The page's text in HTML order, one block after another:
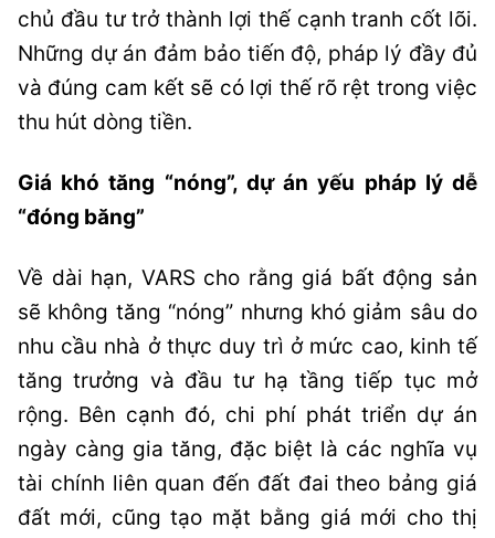
chủ đầu tư trở thành lợi thế cạnh tranh cốt lõi.
Những dự án đảm bảo tiến độ, pháp lý đầy đủ
và đúng cam kết sẽ có lợi thế rõ rệt trong việc
thu hút dòng tiền.
Giá khó tăng “nóng”, dự án yếu pháp lý dễ
“đóng băng”
Về dài hạn, VARS cho rằng giá bất động sản
sẽ không tăng “nóng” nhưng khó giảm sâu do
nhu cầu nhà ở thực duy trì ở mức cao, kinh tế
tăng trưởng và đầu tư hạ tầng tiếp tục mở
rộng. Bên cạnh đó, chi phí phát triển dự án
ngày càng gia tăng, đặc biệt là các nghĩa vụ
tài chính liên quan đến đất đai theo bảng giá
đất mới, cũng tạo mặt bằng giá mới cho thị